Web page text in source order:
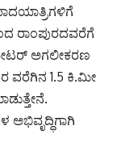
ರಾಂಪುರದವರೆಗೆ
ಅಗಲೀಕರಣ
ವರೆಗಿನ 1.5 ಕಿ.ಮೀ
ಅಭಿವೃದ್ಧಿಗಾಗಿ